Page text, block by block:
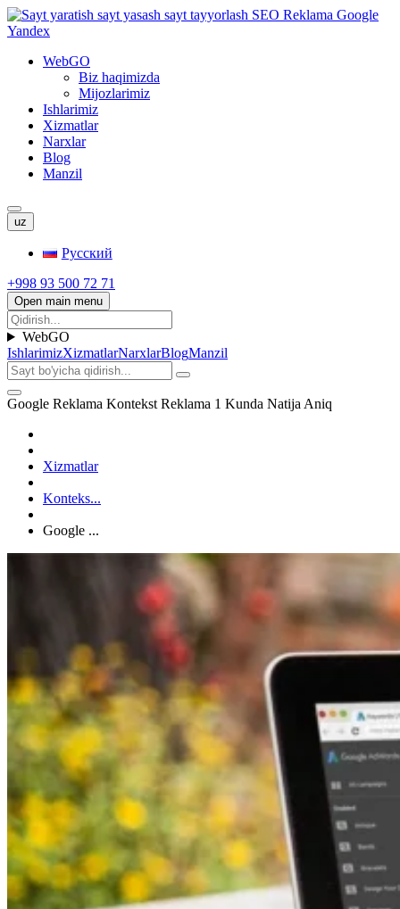
WebGO
Biz haqimizda
Mijozlarimiz
Ishlarimiz
Xizmatlar
Narxlar
Blog
Manzil
uz
Русский
+998 93 500 72 71
Open main menu
WebGO
IshlarimizXizmatlarNarxlarBlogManzil
Google Reklama Kontekst Reklama 1 Kunda Natija Aniq
Xizmatlar
Konteks...
Google ...